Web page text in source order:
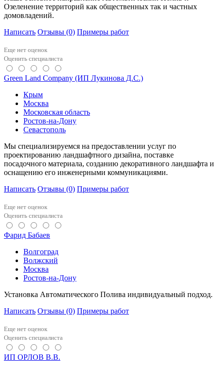
Озеленение территорий как общественных так и частных
домовладений.
Написать Отзывы (0) Примеры работ
Еще нет оценок
Оценить специалиста
Green Land Company (ИП Лукинова Д.С.)
Крым
Москва
Московская область
Ростов-на-Дону
Севастополь
Мы специализируемся на предоставлении услуг по
проектированию ландшафтного дизайна, поставке
посадочного материала, созданию декоративного ландшафта и
оснащению его инженерными коммуникациями.
Написать Отзывы (0) Примеры работ
Еще нет оценок
Оценить специалиста
Фарид Бабаев
Волгоград
Волжский
Москва
Ростов-на-Дону
Установка Автоматического Полива индивидуальный подход.
Написать Отзывы (0) Примеры работ
Еще нет оценок
Оценить специалиста
ИП ОРЛОВ В.В.